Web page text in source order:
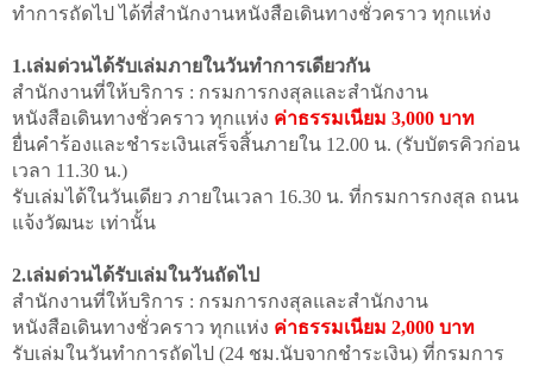
ทำการถัดไป ได้ที่สำนักงานหนังสือเดินทางชั่วคราว ทุกแห่ง
1.เล่มด่วนได้รับเล่มภายในวันทำการเดียวกัน
สำนักงานที่ให้บริการ : กรมการกงสุลและสำนักงาน
หนังสือเดินทางชั่วคราว ทุกแห่ง ค่าธรรมเนียม 3,000 บาท
ยื่นคำร้องและชำระเงินเสร็จสิ้นภายใน 12.00 น. (รับบัตรคิวก่อน
เวลา 11.30 น.)
รับเล่มได้ในวันเดียว ภายในเวลา 16.30 น. ที่กรมการกงสุล ถนน
แจ้งวัฒนะ เท่านั้น
2.เล่มด่วนได้รับเล่มในวันถัดไป
สำนักงานที่ให้บริการ : กรมการกงสุลและสำนักงาน
หนังสือเดินทางชั่วคราว ทุกแห่ง ค่าธรรมเนียม 2,000 บาท
รับเล่มในวันทำการถัดไป (24 ชม.นับจากชำระเงิน) ที่กรมการ